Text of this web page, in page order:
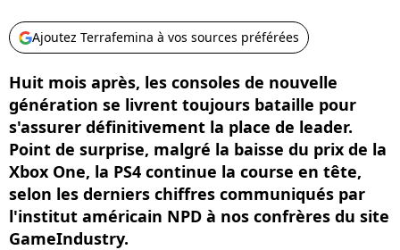
Ajoutez Terrafemina à vos sources préférées
Huit mois après, les consoles de nouvelle
génération se livrent toujours bataille pour
s'assurer définitivement la place de leader.
Point de surprise, malgré la baisse du prix de la
Xbox One, la PS4 continue la course en tête,
selon les derniers chiffres communiqués par
l'institut américain NPD à nos confrères du site
GameIndustry.